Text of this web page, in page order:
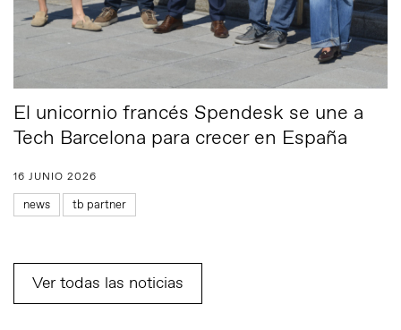
El unicornio francés Spendesk se une a
Tech Barcelona para crecer en España
16 JUNIO 2026
news tb partner
Ver todas las noticias